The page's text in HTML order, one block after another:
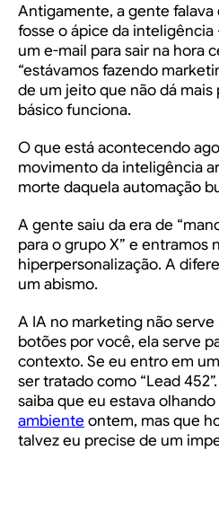
Antigamente, a gente
fosse o ápice da
um e-mail para sair na hora
“estávamos fazendo
de um jeito que não dá mais
básico funciona.
O que está acontecendo
movimento da inteligência
morte daquela automação
A gente saiu da era de
para o grupo X” e entramos
hiperpersonalização. A
um abismo.
A IA no marketing não serve
botões por você, ela serve
contexto. Se eu entro em
ser tratado como “Lead
saiba que eu estava olhando
ambiente ontem, mas que
talvez eu precise de um